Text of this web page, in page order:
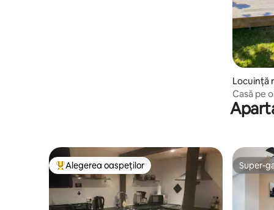
Locuință
Casă pe
Locuință din topul categoriei Alegerea oaspeților
Alegerea oaspeților Super-
Super-